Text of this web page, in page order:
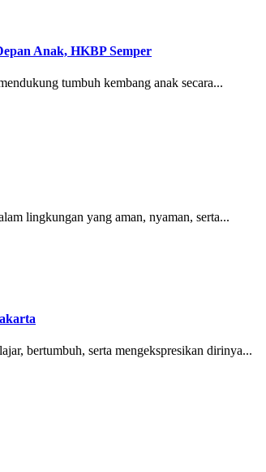
Anak, HKBP Semper
tumbuh kembang anak secara...
lingkungan yang aman, nyaman, serta...
bertumbuh, serta mengekspresikan dirinya...